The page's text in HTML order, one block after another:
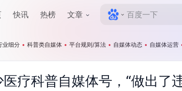
快讯 热榜 文章
业细分 • 科普类自媒体 • 平台规则/算法 • 自媒体动态 • 自媒体运营
疗科普自媒体号，“做出了